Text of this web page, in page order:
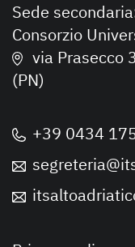
Sede
Consorzio
via Prasecco
(PN)
+39 0434